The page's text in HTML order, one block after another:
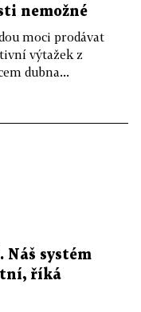
nemožné
moci prodávat
výtažek z
dubna...
Náš systém
říká